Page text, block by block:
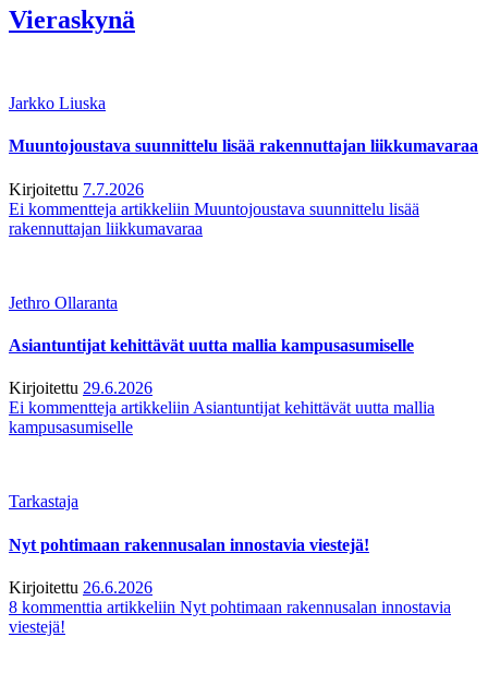
Vieraskynä
Jarkko Liuska
Muuntojoustava suunnittelu lisää rakennuttajan liikkumavaraa
Kirjoitettu 7.7.2026
Ei kommentteja artikkeliin Muuntojoustava suunnittelu lisää
rakennuttajan liikkumavaraa
Jethro Ollaranta
Asiantuntijat kehittävät uutta mallia kampusasumiselle
Kirjoitettu 29.6.2026
Ei kommentteja artikkeliin Asiantuntijat kehittävät uutta mallia
kampusasumiselle
Tarkastaja
Nyt pohtimaan rakennusalan innostavia viestejä!
Kirjoitettu 26.6.2026
8 kommenttia artikkeliin Nyt pohtimaan rakennusalan innostavia
viestejä!